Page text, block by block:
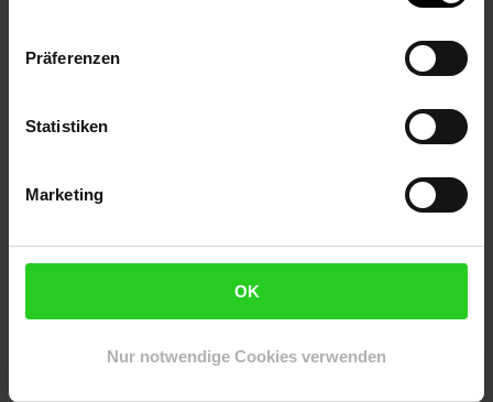
Präferenzen
Statistiken
Marketing
OK
Nur notwendige Cookies verwenden
Jeder Flurspiegel wurde in Handarbeit gefertigt und ist
Federkranz mit detailliert eingearbeiteten Federästen
Spiegelfläche: Glas
Lieferumfang
Lieferumfang enthalten, da dieses von der